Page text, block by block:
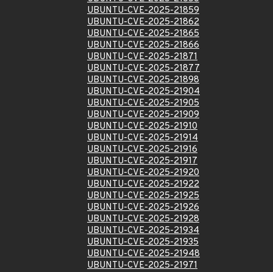
UBUNTU-CVE-2025-21859
UBUNTU-CVE-2025-21862
UBUNTU-CVE-2025-21865
UBUNTU-CVE-2025-21866
UBUNTU-CVE-2025-21871
UBUNTU-CVE-2025-21877
UBUNTU-CVE-2025-21898
UBUNTU-CVE-2025-21904
UBUNTU-CVE-2025-21905
UBUNTU-CVE-2025-21909
UBUNTU-CVE-2025-21910
UBUNTU-CVE-2025-21914
UBUNTU-CVE-2025-21916
UBUNTU-CVE-2025-21917
UBUNTU-CVE-2025-21920
UBUNTU-CVE-2025-21922
UBUNTU-CVE-2025-21925
UBUNTU-CVE-2025-21926
UBUNTU-CVE-2025-21928
UBUNTU-CVE-2025-21934
UBUNTU-CVE-2025-21935
UBUNTU-CVE-2025-21948
UBUNTU-CVE-2025-21971